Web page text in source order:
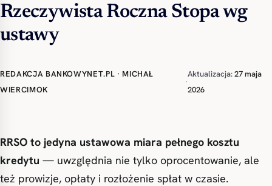
Rzeczywista Roczna Stopa wg
ustawy
REDAKCJA BANKOWYNET.PL · MICHAŁ
WIERCIMOK
·
Aktualizacja:27 maja
2026
RRSO to jedyna ustawowa miara pełnego kosztu
kredytu — uwzględnia nie tylko oprocentowanie, ale
też prowizje, opłaty i rozłożenie spłat w czasie.